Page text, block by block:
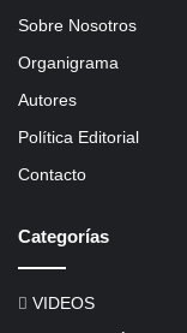
Sobre Nosotros
Organigrama
Autores
Política Editorial
Contacto
Categorías
VIDEOS